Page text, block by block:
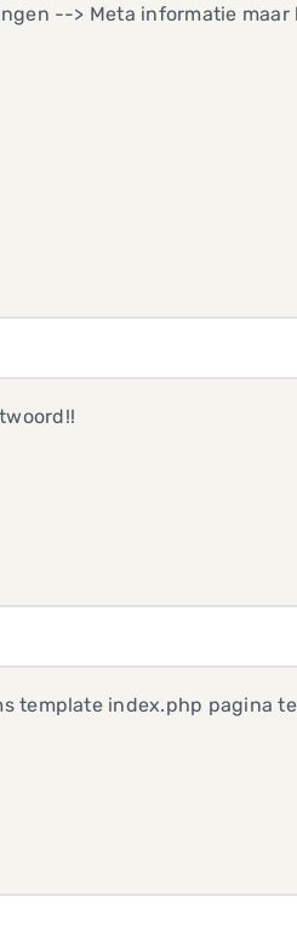
--> Meta informatie maar
template index.php pagina